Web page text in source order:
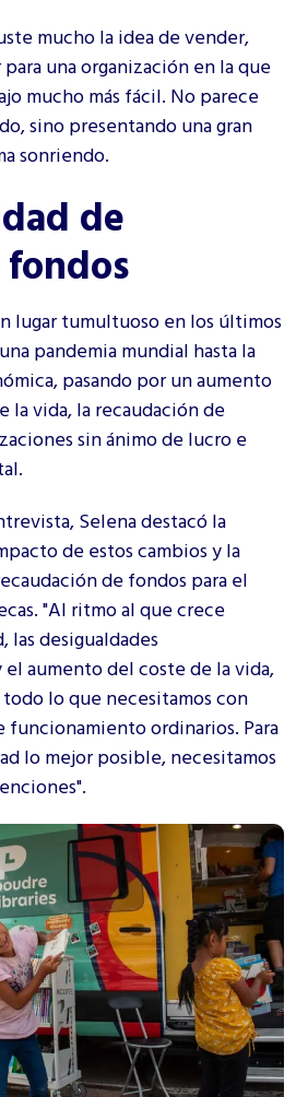
mucho la idea de vender,
una organización en la que
mucho más fácil. No parece
sino presentando una gran
sonriendo.
de
lugar tumultuoso en los últimos
pandemia mundial hasta la
pasando por un aumento
la vida, la recaudación de
sin ánimo de lucro e
Selena destacó la
de estos cambios y la
de fondos para el
"Al ritmo al que crece
las desigualdades
aumento del coste de la vida,
lo que necesitamos con
funcionamiento ordinarios. Para
lo mejor posible, necesitamos